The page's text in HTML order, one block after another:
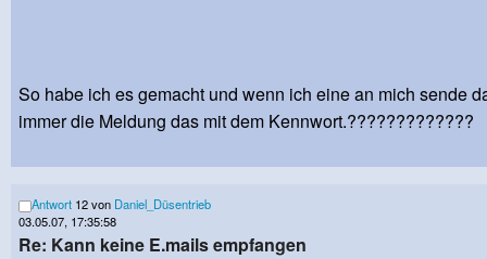
So habe ich es gemacht und wenn ich eine an mich sende
immer die Meldung das mit dem Kennwort.?????????????
Antwort 12 von Daniel_Düsentrieb
03.05.07, 17:35:58
Re: Kann keine E.mails empfangen